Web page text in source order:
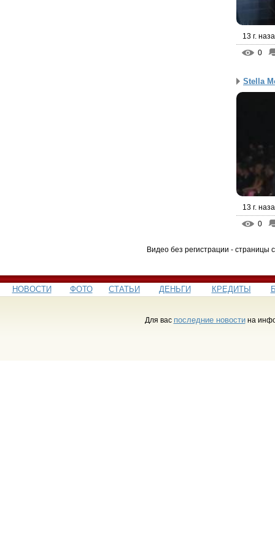
13 г.
0
Stella
13 г.
0
Видео без регистрации - страницы
НОВОСТИ ФОТО СТАТЬИ ДЕНЬГИ КРЕДИТЫ
Для вас последние новостина